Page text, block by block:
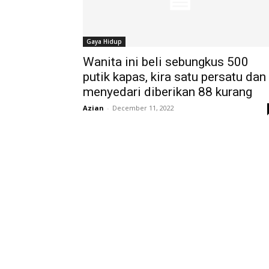
Gaya Hidup
Wanita ini beli sebungkus 500
putik kapas, kira satu persatu dan
menyedari diberikan 88 kurang
Azian - December 11, 2022